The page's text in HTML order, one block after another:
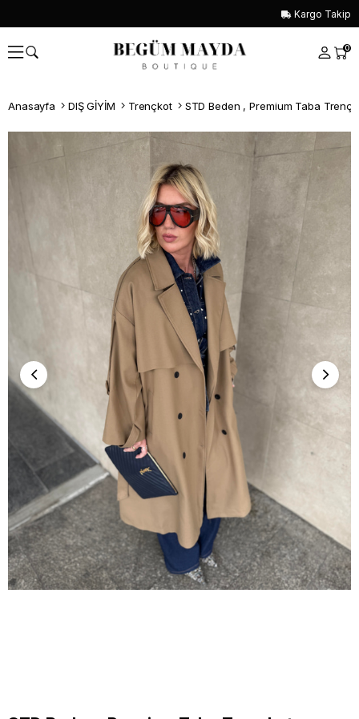
Kargo Takip
0
Anasayfa DIŞ GİYİM Trençkot STD Beden , Premium Taba
Whatsapp İle Sipariş ver